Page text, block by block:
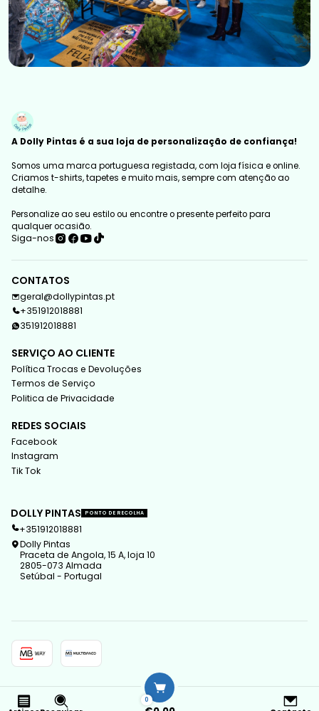
0
A Dolly Pintas é a sua loja de personalização de confiança!
Somos uma marca portuguesa registada, com loja física e online.
Criamos t-shirts, tapetes e muito mais, sempre com atenção ao
detalhe.
Personalize ao seu estilo ou encontre o presente perfeito para
qualquer ocasião.
Siga-nos
CONTATOS
geral@dollypintas.pt
+351912018881
351912018881
SERVIÇO AO CLIENTE
Política Trocas e Devoluções
Termos de Serviço
Politica de Privacidade
REDES SOCIAIS
Facebook
Instagram
Tik Tok
DOLLY PINTAS PONTO DE RECOLHA
+351912018881
Dolly Pintas
Praceta de Angola, 15 A, loja 10
2805-073 Almada
Setúbal - Portugal
2026 Dolly Pintas.
Todos os Direitos Reservados.
Com tecnologia Jumpseller